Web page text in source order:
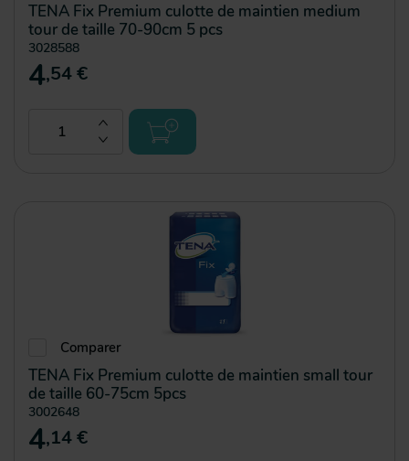
TENA Fix Premium culotte de maintien medium
tour de taille 70-90cm 5 pcs
3028588
4,54 €
Comparer
TENA Fix Premium culotte de maintien small tour
de taille 60-75cm 5pcs
3002648
4,14 €